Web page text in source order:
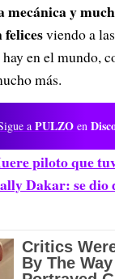
mecánica y
felicesviendo a
en el mundo,
más.
a PULZO en
piloto que
Dakar: se dio